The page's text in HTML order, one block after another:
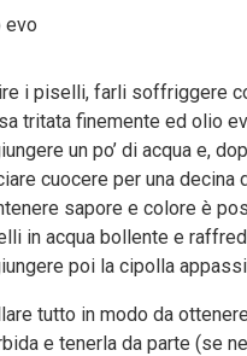
evo
i piselli, farli soffriggere
tritata finemente ed olio
un po’ di acqua e,
cuocere per una decina
sapore e colore è
in acqua bollente e
poi la cipolla
tutto in modo da
e tenerla da parte (se